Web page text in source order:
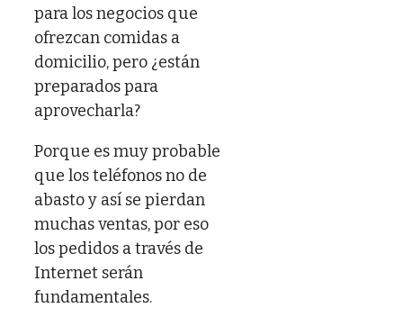
para los negocios que
ofrezcan comidas a
domicilio, pero ¿están
preparados para
aprovecharla?
Porque es muy probable
que los teléfonos no de
abasto y así se pierdan
muchas ventas, por eso
los pedidos a través de
Internet serán
fundamentales.